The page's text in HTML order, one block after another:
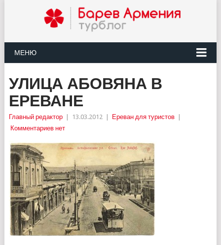
МЕНЮ
УЛИЦА АБОВЯНА В
ЕРЕВАНЕ
Главный редактор 13.03.2012 Ереван для туристов
Комментариев нет